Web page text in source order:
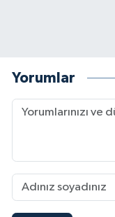
Yorumlar